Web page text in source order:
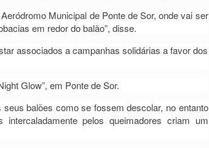
Municipal de Ponte de Sor, onde vai ser
em redor do balão”, disse.
associados a campanhas solidárias a favor dos
Glow”, em Ponte de Sor.
balões como se fossem descolar, no entanto
pelos queimadores criam um